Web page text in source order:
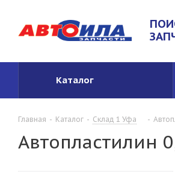
Каталог
Главная - Каталог - Склад 1 Уфа -
Автопластилин